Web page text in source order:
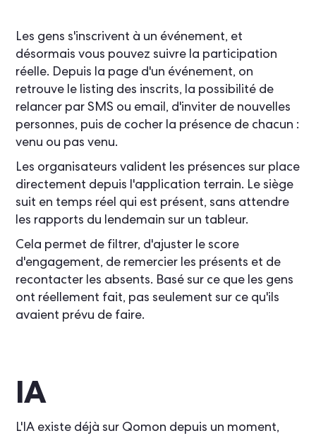
Les gens s'inscrivent à un événement, et
désormais vous pouvez suivre la participation
réelle. Depuis la page d'un événement, on
retrouve le listing des inscrits, la possibilité de
relancer par SMS ou email, d'inviter de nouvelles
personnes, puis de cocher la présence de chacun :
venu ou pas venu.
Les organisateurs valident les présences sur place
directement depuis l'application terrain. Le siège
suit en temps réel qui est présent, sans attendre
les rapports du lendemain sur un tableur.
Cela permet de filtrer, d'ajuster le score
d'engagement, de remercier les présents et de
recontacter les absents. Basé sur ce que les gens
ont réellement fait, pas seulement sur ce qu'ils
avaient prévu de faire.
IA
L'IA existe déjà sur Qomon depuis un moment,